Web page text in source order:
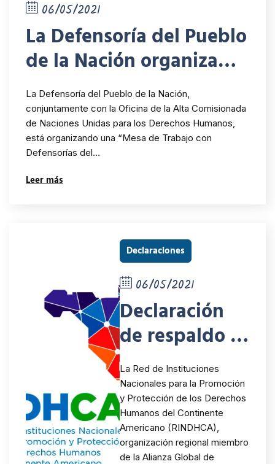
06/05/2021
La Defensoría del Pueblo
de la Nación organiza
con la OACNUDH una
“Mesa de Trabajo con
Defensorías del Pueblo
de la República
Argentina sobre
La Defensoría del Pueblo de la Nación,
conjuntamente con la Oficina de la Alta Comisionada
de Naciones Unidas para los Derechos Humanos,
está organizando una “Mesa de Trabajo con
Defensorías del…
Leer más
Declaraciones
06/05/2021
Declaración
de respaldo a
la
institucionalid
ad en El
Salvador
La Red de Instituciones
Nacionales para la Promoción
y Protección de los Derechos
Humanos del Continente
Americano (RINDHCA),
organización regional miembro
de la Alianza Global de